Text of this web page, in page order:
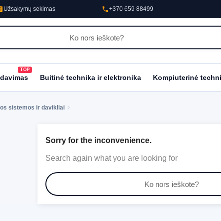
Užsakymų sekimas phone+370 659 88499
TOP
Buitinė technika ir elektronika Kompiuterinė
sistemos ir davikliai
Sorry for the inconvenience.
Search again what you are looking for